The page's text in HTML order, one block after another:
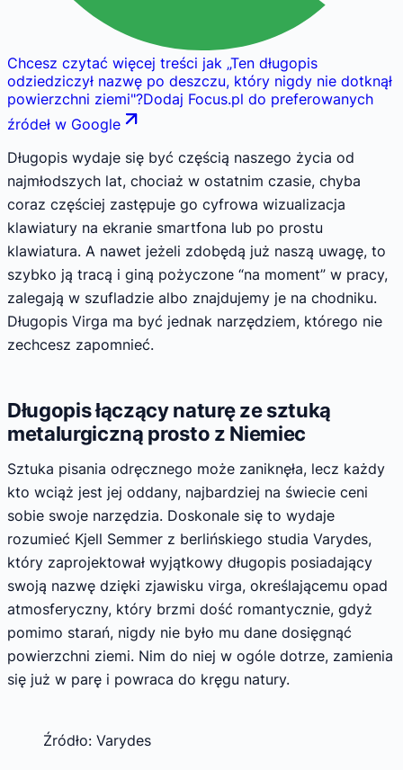
Chcesz czytać więcej treści jak „Ten długopis
odziedziczył nazwę po deszczu, który nigdy nie dotknął
powierzchni ziemi"?Dodaj Focus.pl do preferowanych
źródeł w Google
Długopis wydaje się być częścią naszego życia od
najmłodszych lat, chociaż w ostatnim czasie, chyba
coraz częściej zastępuje go cyfrowa wizualizacja
klawiatury na ekranie smartfona lub po prostu
klawiatura. A nawet jeżeli zdobędą już naszą uwagę, to
szybko ją tracą i giną pożyczone “na moment” w pracy,
zalegają w szufladzie albo znajdujemy je na chodniku.
Długopis Virga ma być jednak narzędziem, którego nie
zechcesz zapomnieć.
Długopis łączący naturę ze sztuką
metalurgiczną prosto z Niemiec
Sztuka pisania odręcznego może zaniknęła, lecz każdy
kto wciąż jest jej oddany, najbardziej na świecie ceni
sobie swoje narzędzia. Doskonale się to wydaje
rozumieć Kjell Semmer z berlińskiego studia Varydes,
który zaprojektował wyjątkowy długopis posiadający
swoją nazwę dzięki zjawisku virga, określającemu opad
atmosferyczny, który brzmi dość romantycznie, gdyż
pomimo starań, nigdy nie było mu dane dosięgnąć
powierzchni ziemi. Nim do niej w ogóle dotrze, zamienia
się już w parę i powraca do kręgu natury.
Źródło: Varydes